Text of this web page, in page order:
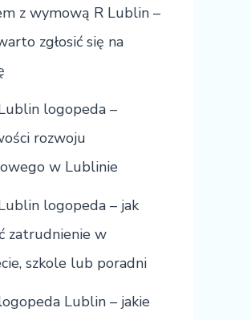
z wymową R Lublin –
zgłosić się na
logopeda –
rozwoju
w Lublinie
logopeda – jak
zatrudnienie w
szkole lub poradni
Lublin – jakie